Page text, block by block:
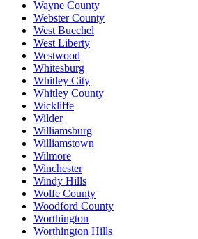
Wayne County
Webster County
West Buechel
West Liberty
Westwood
Whitesburg
Whitley City
Whitley County
Wickliffe
Wilder
Williamsburg
Williamstown
Wilmore
Winchester
Windy Hills
Wolfe County
Woodford County
Worthington
Worthington Hills